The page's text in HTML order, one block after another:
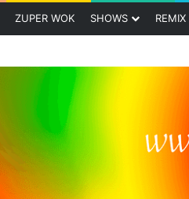
ZUPER WOK SHOWS REMIX